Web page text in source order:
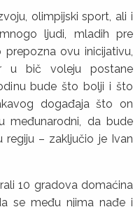
olimpijski sport, ali i
ljudi, mladih pre
ovu inicijativu,
u bič voleju postane
bude što bolji i što
događaja što on
međunarodni, da bude
– zaključio je Ivan
10 gradova domaćina
se među njima nađe i